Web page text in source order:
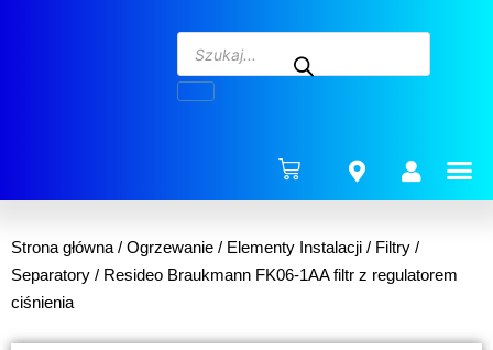
Strona główna / Ogrzewanie / Elementy Instalacji / Filtry /
Separatory / Resideo Braukmann FK06-1AA filtr z regulatorem
ciśnienia